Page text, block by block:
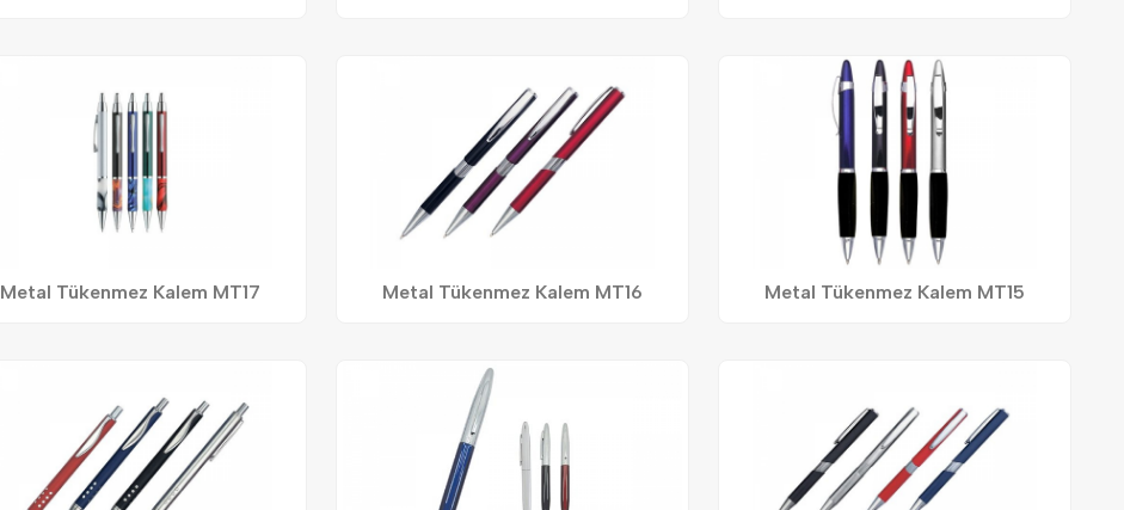
Metal Tükenmez Kalem MT17 Metal Tükenmez Kalem MT16 Metal Tükenmez Kalem MT15